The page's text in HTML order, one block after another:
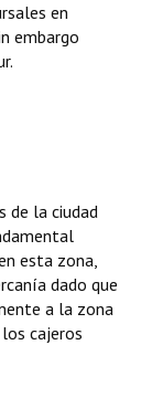
en
embargo
de la ciudad
esta zona,
dado que
a la zona
cajeros